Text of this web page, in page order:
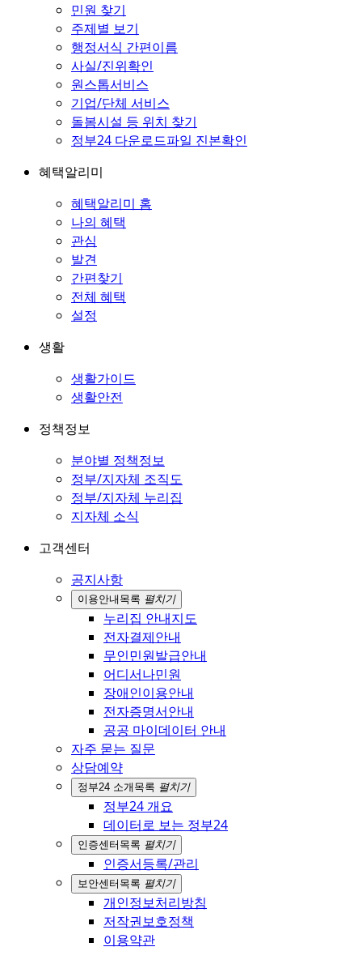
민원 찾기
주제별 보기
행정서식 간편이름
사실/진위확인
원스톱서비스
기업/단체 서비스
돌봄시설 등 위치 찾기
정부24 다운로드파일 진본확인
혜택알리미
혜택알리미 홈
나의 혜택
관심
발견
간편찾기
전체 혜택
설정
생활
생활가이드
생활안전
정책정보
분야별 정책정보
정부/지자체 조직도
정부/지자체 누리집
지자체 소식
고객센터
공지사항
이용안내 목록 펼치기
누리집 안내지도
전자결제안내
무인민원발급안내
어디서나민원
장애인이용안내
전자증명서안내
공공 마이데이터 안내
자주 묻는 질문
상담예약
정부24 소개 목록 펼치기
정부24 개요
데이터로 보는 정부24
인증센터 목록 펼치기
인증서등록/관리
보안센터 목록 펼치기
개인정보처리방침
저작권보호정책
이용약관